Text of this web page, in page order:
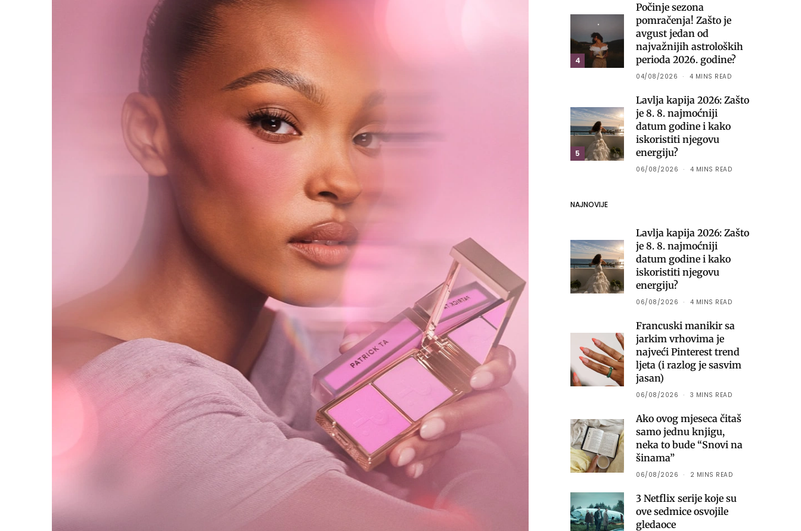
4
Počinje sezona
pomračenja! Zašto je
avgust jedan od
najvažnijih astroloških
perioda 2026. godine?
04/08/2026 4 MINS READ
5
Lavlja kapija 2026: Zašto
je 8. 8. najmoćniji
datum godine i kako
iskoristiti njegovu
energiju?
06/08/2026 4 MINS READ
NAJNOVIJE
Lavlja kapija 2026: Zašto
je 8. 8. najmoćniji
datum godine i kako
iskoristiti njegovu
energiju?
06/08/2026 4 MINS READ
Francuski manikir sa
jarkim vrhovima je
najveći Pinterest trend
ljeta (i razlog je sasvim
jasan)
06/08/2026 3 MINS READ
Ako ovog mjeseca čitaš
samo jednu knjigu,
neka to bude “Snovi na
šinama”
06/08/2026 2 MINS READ
3 Netflix serije koje su
ove sedmice osvojile
gledaoce